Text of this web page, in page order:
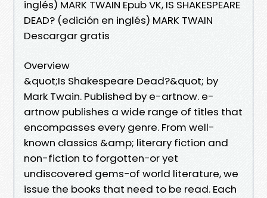
inglés) MARK TWAIN Epub VK, IS SHAKESPEARE
DEAD? (edición en inglés) MARK TWAIN
Descargar gratis
Overview
&quot;Is Shakespeare Dead?&quot; by
Mark Twain. Published by e-artnow. e-
artnow publishes a wide range of titles that
encompasses every genre. From well-
known classics &amp; literary fiction and
non-fiction to forgotten−or yet
undiscovered gems−of world literature, we
issue the books that need to be read. Each